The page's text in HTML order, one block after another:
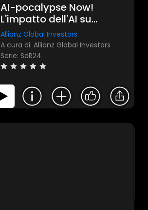
AI-pocalypse Now!
L'impatto dell'AI su
equilibri geopolitici e
dinamiche economiche
globali: Una prospettiva
per l'investitore
Allianz Global Investors
A cura di: Allianz Global Investors
Serie: SdR24